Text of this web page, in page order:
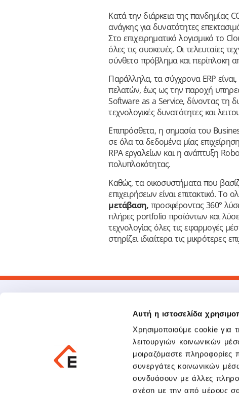
Αυτή η ιστοσελίδα
Χρησιμοποιούμε cookie για
λειτουργιών κοινωνικών
μοιραζόμαστε πληροφορίες
συνεργάτες κοινωνικών
συνδυάσουν με άλλες
σχέση με την από μέρους
Κατά την διάρκεια της πανδημίας
ανάγκης για δυνατότητες
Στο επιχειρηματικό λογισμικό το
όλες τις συσκευές. Οι τελευταίες
σύνθετο πρόβλημα και περίπλοκη
Παράλληλα, τα σύγχρονα ERP
πελατών, έως ως την παροχή
Software as a Service, δίνοντας τη
τεχνολογικές δυνατότητες και
Επιπρόσθετα, η σημασία του
σε όλα τα δεδομένα μίας
RPA εργαλείων και η ανάπτυξη
πολυπλοκότητας.
Καθώς, τα οικοσυστήματα που
επιχειρήσεων είναι επιτακτικό.
μετάβαση,προσφέροντας 360°
πλήρες portfolio προϊόντων και
τεχνολογίας όλες τις εφαρμογές
στηρίζει ιδιαίτερα τις μικρότερες
infoath@epsilonnet.gr